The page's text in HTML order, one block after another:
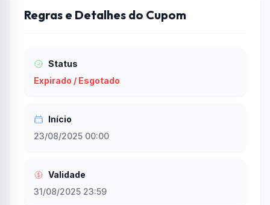
Regras e Detalhes do Cupom
Status
Expirado / Esgotado
Início
23/08/2025 00:00
Validade
31/08/2025 23:59